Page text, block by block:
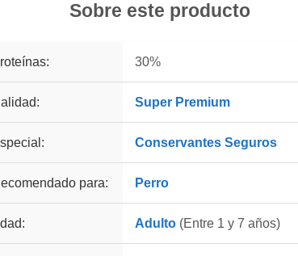
Sobre este producto
30%
Super Premium
Conservantes Seguros
para: Perro
Adulto (Entre 1 y 7 años)